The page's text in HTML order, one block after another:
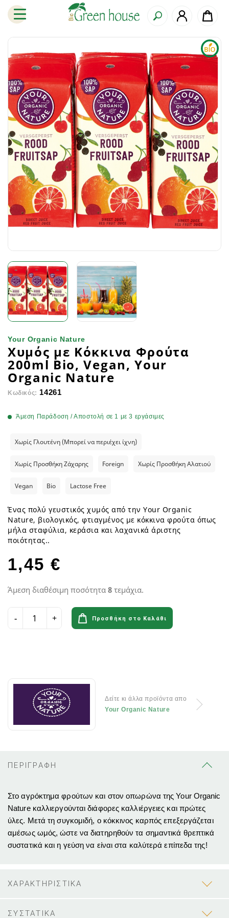
Your Organic Nature
Χυμός με Κόκκινα Φρούτα
200ml Bio, Vegan, Your
Organic Nature
Κωδικός: 14261
Άμεση Παράδοση / Αποστολή σε 1 με 3 εργάσιμες
Χωρίς Γλουτένη (Μπορεί να περιέχει ίχνη)
Χωρίς Προσθήκη Ζάχαρης Foreign Χωρίς Προσθήκη Αλατιού
Vegan Bio Lactose Free
Ένας πολύ γευστικός χυμός από την Your Organic
Nature, βιολογικός, φτιαγμένος με κόκκινα φρούτα όπως
μήλα σταφύλια, κεράσια και λαχανικά άριστης
ποιότητας..
1,45 €
Άμεση διαθέσιμη ποσότητα 8 τεμάχια.
Προσθήκη στο Καλάθι
Δείτε κι άλλα προϊόντα απο
Your Organic Nature
ΠΕΡΙΓΡΑΦΗ
Στο αγρόκτημα φρούτων και στον οπωρώνα της Your Organic
Nature καλλιεργούνται διάφορες καλλιέργειες και πρώτες
ύλες. Μετά τη συγκομιδή, ο κόκκινος καρπός επεξεργάζεται
αμέσως ωμός, ώστε να διατηρηθούν τα σημαντικά θρεπτικά
συστατικά και η γεύση να είναι στα καλύτερά επίπεδα της!
ΧΑΡΑΚΤΗΡΙΣΤΙΚΑ
ΣΥΣΤΑΤΙΚΑ